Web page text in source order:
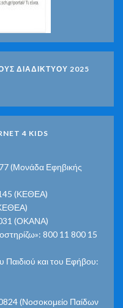
ΔΙΑΔΙΚΤΥΟΥ 2025
4 KIDS
(Μονάδα Εφηβικής
(ΚΕΘΕΑ)
(ΟΚΑΝΑ)
800 11 800 15
Παιδιού και του Εφήβου:
(Νοσοκομείο Παίδων